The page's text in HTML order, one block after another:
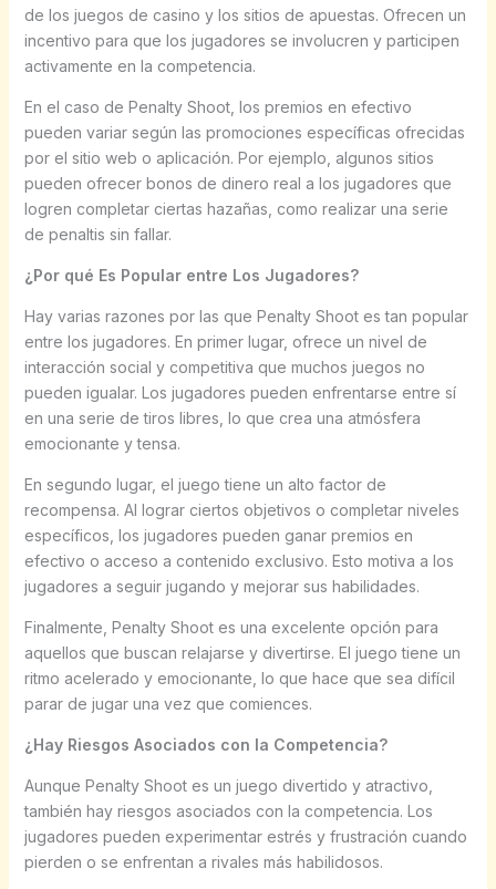
de los juegos de casino y los sitios de apuestas. Ofrecen un
incentivo para que los jugadores se involucren y participen
activamente en la competencia.
En el caso de Penalty Shoot, los premios en efectivo
pueden variar según las promociones específicas ofrecidas
por el sitio web o aplicación. Por ejemplo, algunos sitios
pueden ofrecer bonos de dinero real a los jugadores que
logren completar ciertas hazañas, como realizar una serie
de penaltis sin fallar.
¿Por qué Es Popular entre Los Jugadores?
Hay varias razones por las que Penalty Shoot es tan popular
entre los jugadores. En primer lugar, ofrece un nivel de
interacción social y competitiva que muchos juegos no
pueden igualar. Los jugadores pueden enfrentarse entre sí
en una serie de tiros libres, lo que crea una atmósfera
emocionante y tensa.
En segundo lugar, el juego tiene un alto factor de
recompensa. Al lograr ciertos objetivos o completar niveles
específicos, los jugadores pueden ganar premios en
efectivo o acceso a contenido exclusivo. Esto motiva a los
jugadores a seguir jugando y mejorar sus habilidades.
Finalmente, Penalty Shoot es una excelente opción para
aquellos que buscan relajarse y divertirse. El juego tiene un
ritmo acelerado y emocionante, lo que hace que sea difícil
parar de jugar una vez que comiences.
¿Hay Riesgos Asociados con la Competencia?
Aunque Penalty Shoot es un juego divertido y atractivo,
también hay riesgos asociados con la competencia. Los
jugadores pueden experimentar estrés y frustración cuando
pierden o se enfrentan a rivales más habilidosos.